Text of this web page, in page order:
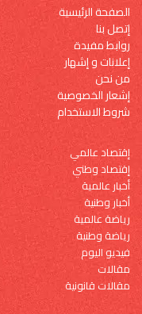
الصفحة الرئيسية
إتصل بنا
روابط مفيدة
إعلانات و إشهار
من نحن
إشعار الخصوصية
شروط الاستخدام
إقتصاد عالمي
إقتصاد وطني
أخبار عالمية
أخبار وطنية
رياضة عالمية
رياضة وطنية
فيديو اليوم
مقالات
مقالات قانونية